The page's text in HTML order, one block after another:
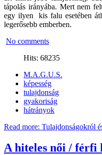
tápolás irányába. Mert nem
egy ilyen kis falu esetében
legerősebb emberben.
No comments
Hits: 68235
M.A.G.U.S.
képesség
tulajdonság
gyakoriság
hátrányok
Read more: Tulajdonságokról
A hiteles női /